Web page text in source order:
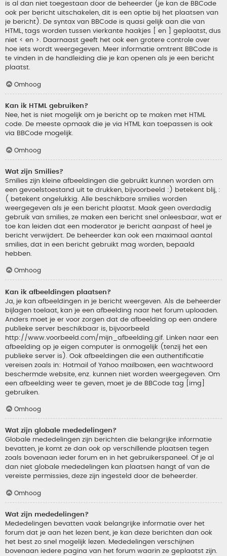
is al dan niet toegestaan door de beheerder (je kan de BBCode
ook per bericht uitschakelen, dit is een optie bij het plaatsen van
je bericht). De syntax van BBCode is quasi gelijk aan die van
HTML, tags worden tussen vierkante haakjes [ en ] geplaatst, dus
niet < en >. Daarnaast geeft het ook een grotere controle over
hoe iets wordt weergegeven. Meer informatie omtrent BBCode is
te vinden in de handleiding die je kan openen als je een bericht
plaatst.
Omhoog
Kan ik HTML gebruiken?
Nee, het is niet mogelijk om je bericht op te maken met HTML
code. De meeste opmaak die je via HTML kan toepassen is ook
via BBCode mogelijk.
Omhoog
Wat zijn Smilies?
Smilies zijn kleine afbeeldingen die gebruikt kunnen worden om
een gevoelstoestand uit te drukken, bijvoorbeeld :) betekent blij, :
( betekent ongelukkig. Alle beschikbare smilies worden
weergegeven als je een bericht plaatst. Maak geen overdadig
gebruik van smilies, ze maken een bericht snel onleesbaar, wat er
toe kan leiden dat een moderator je bericht aanpast of heel je
bericht verwijdert. De beheerder kan ook een maximaal aantal
smilies, dat in een bericht gebruikt mag worden, bepaald
hebben.
Omhoog
Kan ik afbeeldingen plaatsen?
Ja, je kan afbeeldingen in je bericht weergeven. Als de beheerder
bijlagen toelaat, kan je een afbeelding naar het forum uploaden.
Anders moet je er voor zorgen dat de afbeelding op een andere
publieke server beschikbaar is, bijvoorbeeld
http://www.voorbeeld.com/mijn_afbeelding.gif. Linken naar een
afbeelding op je eigen computer is onmogelijk (tenzij het een
publieke server is). Ook afbeeldingen die een authentificatie
vereisen zoals in: Hotmail of Yahoo mailboxen, een wachtwoord
beschermde website, enz. kunnen niet worden weergegeven. Om
een afbeelding weer te geven, moet je de BBCode tag [img]
gebruiken.
Omhoog
Wat zijn globale mededelingen?
Globale mededelingen zijn berichten die belangrijke informatie
bevatten, je komt ze dan ook op verschillende plaatsen tegen
zoals bovenaan ieder forum en in het gebruikerspaneel. Of je al
dan niet globale mededelingen kan plaatsen hangt af van de
vereiste permissies, deze zijn ingesteld door de beheerder.
Omhoog
Wat zijn mededelingen?
Mededelingen bevatten vaak belangrijke informatie over het
forum dat je aan het lezen bent, je kan deze berichten dan ook
het best zo snel mogelijk lezen. Mededelingen verschijnen
bovenaan iedere pagina van het forum waarin ze geplaatst zijn.